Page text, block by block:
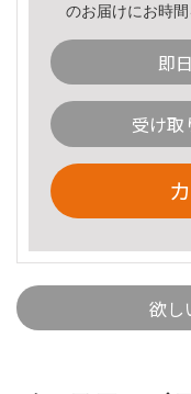
のお届けにお時
即
受け取
欲し